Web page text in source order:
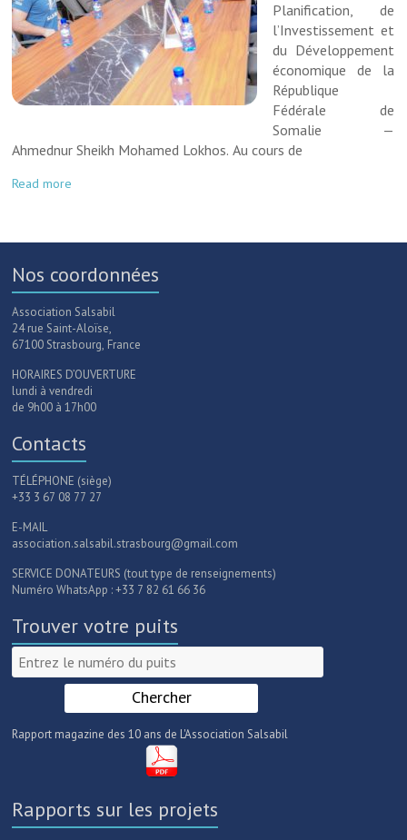
Planification, de
l’Investissement et
du Développement
économique de la
République
Fédérale de
Somalie —
Ahmednur Sheikh Mohamed Lokhos. Au cours de
Read more
Nos coordonnées
Association Salsabil
24 rue Saint-Aloïse,
67100 Strasbourg, France
HORAIRES D’OUVERTURE
lundi à vendredi
de 9h00 à 17h00
Contacts
TÉLÉPHONE (siège)
+33 3 67 08 77 27
E-MAIL
association.salsabil.strasbourg@gmail.com
SERVICE DONATEURS (tout type de renseignements)
Numéro WhatsApp : +33 7 82 61 66 36
Trouver votre puits
Rapport magazine des 10 ans de L'Association Salsabil
Rapports sur les projets